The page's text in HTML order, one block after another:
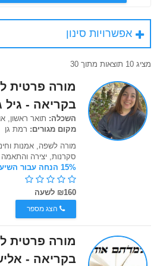
אפשרויות סינון
מציג 10 תוצאות מתוך 30
מורה פרטית
בקריאה - גיל
השכלה: תואר ראשון,
מקום מגורים: רמת גן
מורה לשפה, אמנות
סקרנות, יצירה
15% הנחה עבור השיעור הראשון
₪160 לשעה
הצג מספר
מורה פרטית
בקריאה -